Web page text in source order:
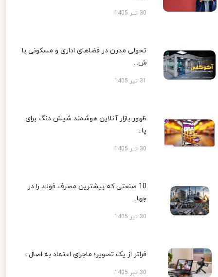
30 تیر 1405
تحولی مدرن در فضاهای اداری و مسکونی با
ش...
ظهور بازار آنلاین هوشمند شیش دنگ برای
پا...
30 تیر 1405
10 صنعتی که بیشترین مصرف فولاد را در
جها...
30 تیر 1405
فراتر از یک تصویر؛ ماجرای اعتماد به اصال...
30 تیر 1405